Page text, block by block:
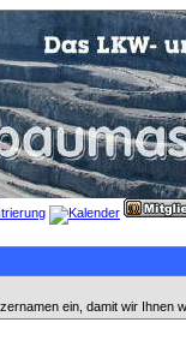
ein, damit wir Ihnen